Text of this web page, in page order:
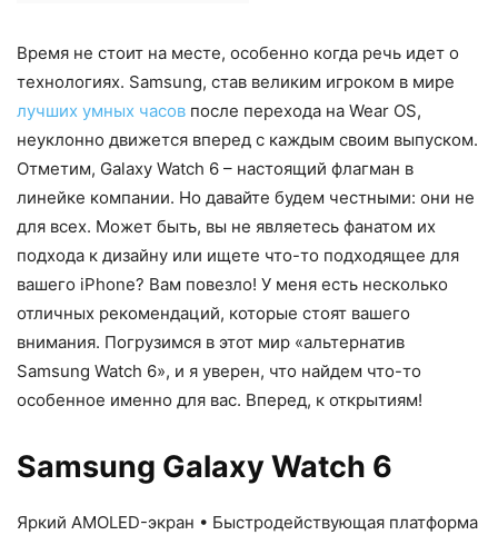
Время не стоит на месте, особенно когда речь идет о
технологиях. Samsung, став великим игроком в мире
лучших умных часов после перехода на Wear OS,
неуклонно движется вперед с каждым своим выпуском.
Отметим, Galaxy Watch 6 – настоящий флагман в
линейке компании. Но давайте будем честными: они не
для всех. Может быть, вы не являетесь фанатом их
подхода к дизайну или ищете что-то подходящее для
вашего iPhone? Вам повезло! У меня есть несколько
отличных рекомендаций, которые стоят вашего
внимания. Погрузимся в этот мир «альтернатив
Samsung Watch 6», и я уверен, что найдем что-то
особенное именно для вас. Вперед, к открытиям!
Samsung Galaxy Watch 6
Яркий AMOLED-экран • Быстродействующая платформа